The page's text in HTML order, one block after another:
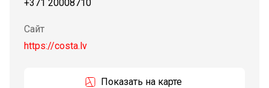
+371 20008710
Сайт
https://costa.lv
Показать на карте